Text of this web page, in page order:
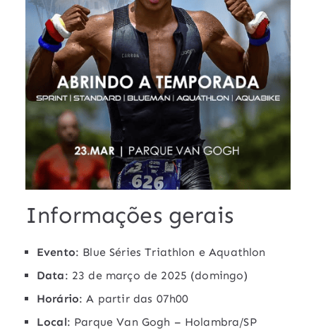
Informações gerais
Evento: Blue Séries Triathlon e Aquathlon
Data: 23 de março de 2025 (domingo)
Horário: A partir das 07h00
Local: Parque Van Gogh – Holambra/SP